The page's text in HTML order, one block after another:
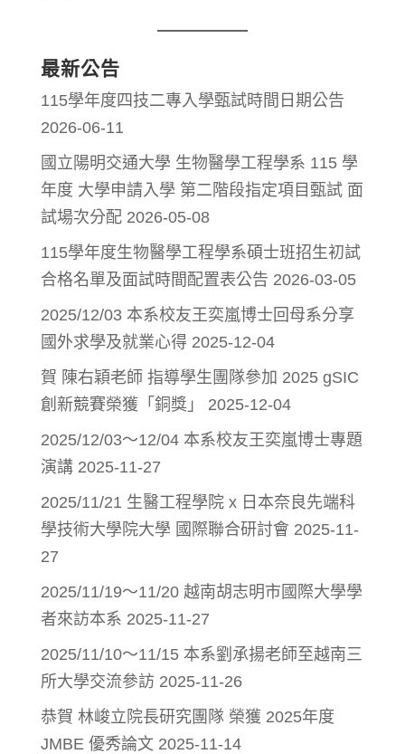
最新公告
115學年度四技二專入學甄試時間日期公告
2026-06-11
國立陽明交通大學 生物醫學工程學系 115 學
年度 大學申請入學 第二階段指定項目甄試 面
試場次分配 2026-05-08
115學年度生物醫學工程學系碩士班招生初試
合格名單及面試時間配置表公告 2026-03-05
2025/12/03 本系校友王奕嵐博士回母系分享
國外求學及就業心得 2025-12-04
賀 陳右穎老師 指導學生團隊參加 2025 gSIC
創新競賽榮獲「銅獎」
2025-12-04
2025/12/03～12/04 本系校友王奕嵐博士專題
演講 2025-11-27
2025/11/21 生醫工程學院 x 日本奈良先端科
學技術大學院大學 國際聯合研討會 2025-11-
27
2025/11/19～11/20 越南胡志明市國際大學學
者來訪本系 2025-11-27
2025/11/10～11/15 本系劉承揚老師至越南三
所大學交流參訪 2025-11-26
恭賀 林峻立院長研究團隊 榮獲 2025年度
JMBE 優秀論文 2025-11-14